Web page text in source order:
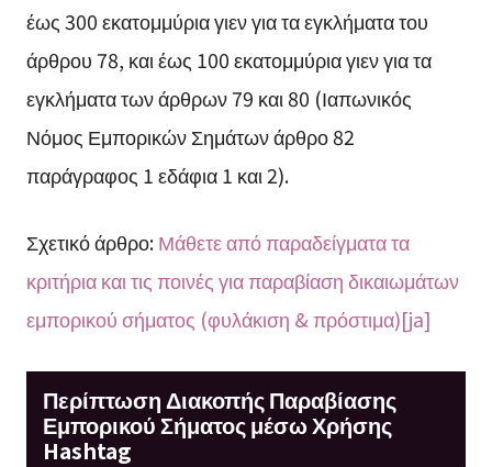
έως 300 εκατομμύρια γιεν για τα εγκλήματα του
άρθρου 78, και έως 100 εκατομμύρια γιεν για τα
εγκλήματα των άρθρων 79 και 80 (Ιαπωνικός
Νόμος Εμπορικών Σημάτων άρθρο 82
παράγραφος 1 εδάφια 1 και 2).
Σχετικό άρθρο:Μάθετε από παραδείγματα τα
κριτήρια και τις ποινές για παραβίαση δικαιωμάτων
εμπορικού σήματος (φυλάκιση & πρόστιμα)[ja]
Περίπτωση Διακοπής Παραβίασης
Εμπορικού Σήματος μέσω Χρήσης
Hashtag